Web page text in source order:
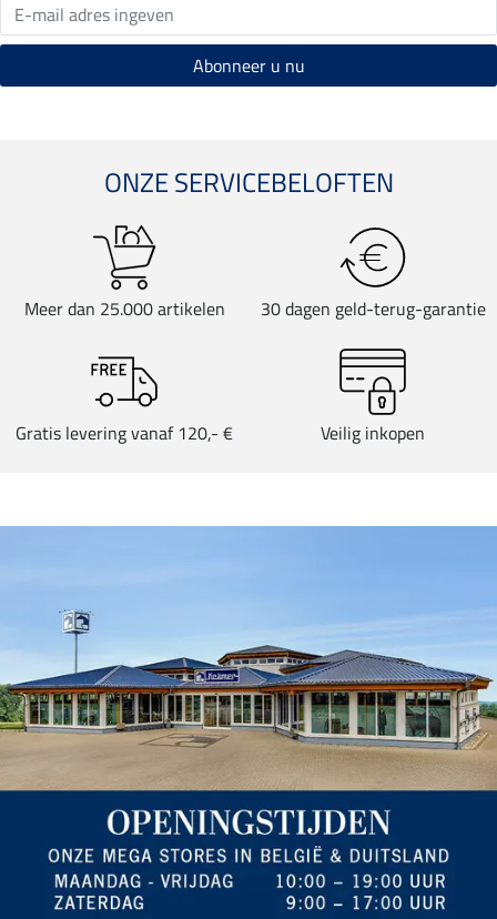
ONZE SERVICEBELOFTEN
Meer dan 25.000 artikelen 30 dagen geld-terug-garantie
Gratis levering vanaf 120,- € Veilig inkopen